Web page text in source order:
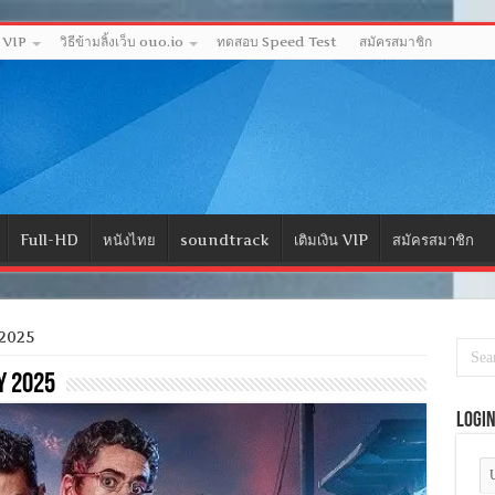
วิธีข้ามลิ้งเว็บ ouo.io ทดสอบ Speed Test สมัครสมาชิก
Full-HD หนังไทย soundtrack เติมเงิน VIP สมัครสมาชิก
2025
Login